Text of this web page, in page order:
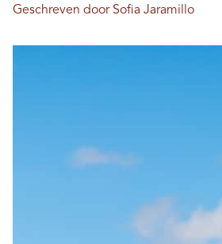
Geschreven door Sofia Jaramillo